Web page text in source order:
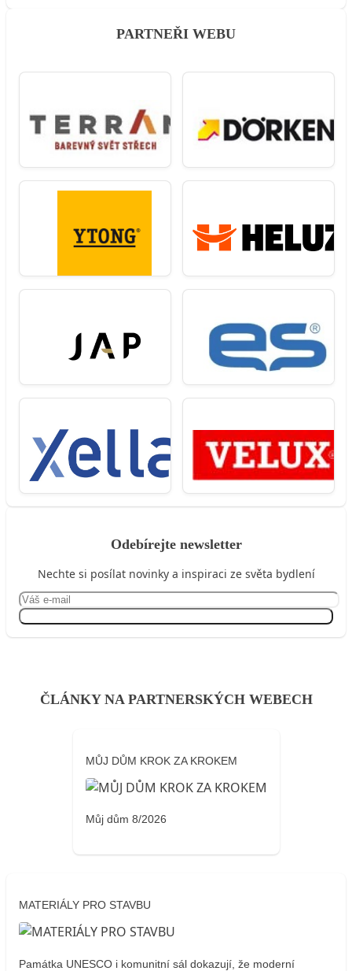
PARTNEŘI WEBU
Odebírejte newsletter
Nechte si posílat novinky a inspiraci ze světa bydlení
ČLÁNKY NA PARTNERSKÝCH WEBECH
MŮJ DŮM KROK ZA KROKEM
Můj dům 8/2026
MATERIÁLY PRO STAVBU
Památka UNESCO i komunitní sál dokazují, že moderní